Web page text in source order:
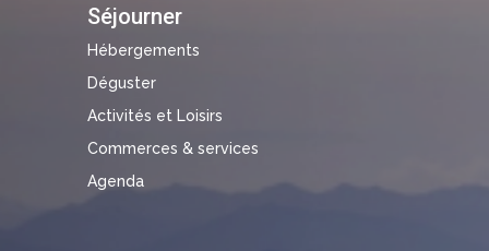
Séjourner
Hébergements
Déguster
Activités et Loisirs
Commerces & services
Agenda